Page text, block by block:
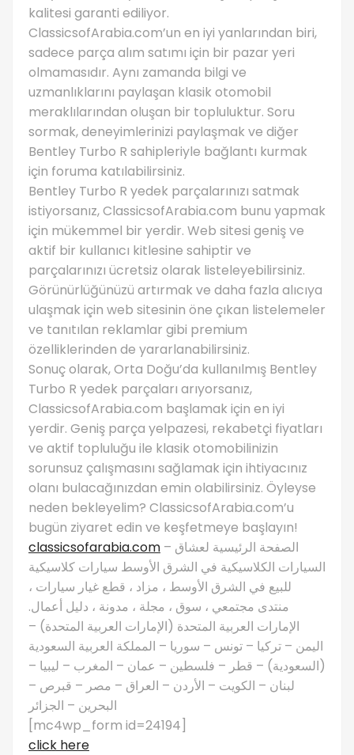
kalitesi garanti ediliyor.
ClassicsofArabia.com’un en iyi yanlarından biri,
sadece parça alım satımı için bir pazar yeri
olmamasıdır. Aynı zamanda bilgi ve
uzmanlıklarını paylaşan klasik otomobil
meraklılarından oluşan bir topluluktur. Soru
sormak, deneyimlerinizi paylaşmak ve diğer
Bentley Turbo R sahipleriyle bağlantı kurmak
için foruma katılabilirsiniz.
Bentley Turbo R yedek parçalarınızı satmak
istiyorsanız, ClassicsofArabia.com bunu yapmak
için mükemmel bir yerdir. Web sitesi geniş ve
aktif bir kullanıcı kitlesine sahiptir ve
parçalarınızı ücretsiz olarak listeleyebilirsiniz.
Görünürlüğünüzü artırmak ve daha fazla alıcıya
ulaşmak için web sitesinin öne çıkan listelemeler
ve tanıtılan reklamlar gibi premium
özelliklerinden de yararlanabilirsiniz.
Sonuç olarak, Orta Doğu’da kullanılmış Bentley
Turbo R yedek parçaları arıyorsanız,
ClassicsofArabia.com başlamak için en iyi
yerdir. Geniş parça yelpazesi, rekabetçi fiyatları
ve aktif topluluğu ile klasik otomobilinizin
sorunsuz çalışmasını sağlamak için ihtiyacınız
olanı bulacağınızdan emin olabilirsiniz. Öyleyse
neden bekleyelim? ClassicsofArabia.com’u
bugün ziyaret edin ve keşfetmeye başlayın!
classicsofarabia.com – الصفحة الرئيسية لعشاق
السيارات الكلاسيكية في الشرق الأوسط سيارات كلاسيكية
للبيع في الشرق الأوسط ، مزاد ، قطع غيار سيارات ،
منتدى مجتمعي ، سوق ، مجلة ، مدونة ، دليل أعمال.
الإمارات العربية المتحدة (الإمارات العربية المتحدة) –
اليمن – تركيا – تونس – سوريا – المملكة العربية السعودية
(السعودية) – قطر – فلسطين – عمان – المغرب – ليبيا –
لبنان – الكويت – الأردن – العراق – مصر – قبرص –
البحرين – الجزائر
[mc4wp_form id=24194]
click here